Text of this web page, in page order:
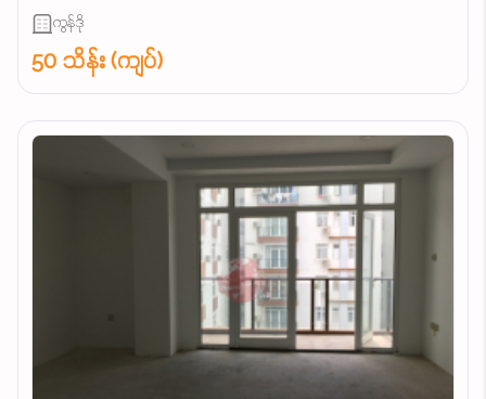
ကွန်ဒို
50 သိန်း (ကျပ်)